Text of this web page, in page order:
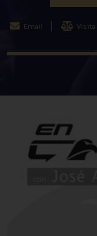
Email Visita